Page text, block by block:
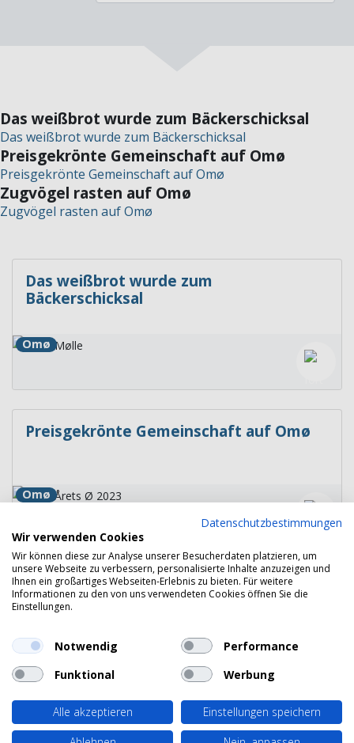
Das weißbrot wurde zum Bäckerschicksal
Das weißbrot wurde zum Bäckerschicksal
Preisgekrönte Gemeinschaft auf Omø
Preisgekrönte Gemeinschaft auf Omø
Zugvögel rasten auf Omø
Zugvögel rasten auf Omø
Das weißbrot wurde zum
Bäckerschicksal
Omø
Preisgekrönte Gemeinschaft auf Omø
Omø
Zugvögel rasten auf Omø
Omø
Copyright 2026 © Havneguide.dk
Datenschutzbestimmungen
Wir verwenden Cookies
Wir können diese zur Analyse unserer Besucherdaten platzieren, um
unsere Webseite zu verbessern, personalisierte Inhalte anzuzeigen und
Ihnen ein großartiges Webseiten-Erlebnis zu bieten. Für weitere
Informationen zu den von uns verwendeten Cookies öffnen Sie die
Einstellungen.
Notwendig
Performance
Funktional
Werbung
Alle akzeptieren
Einstellungen speichern